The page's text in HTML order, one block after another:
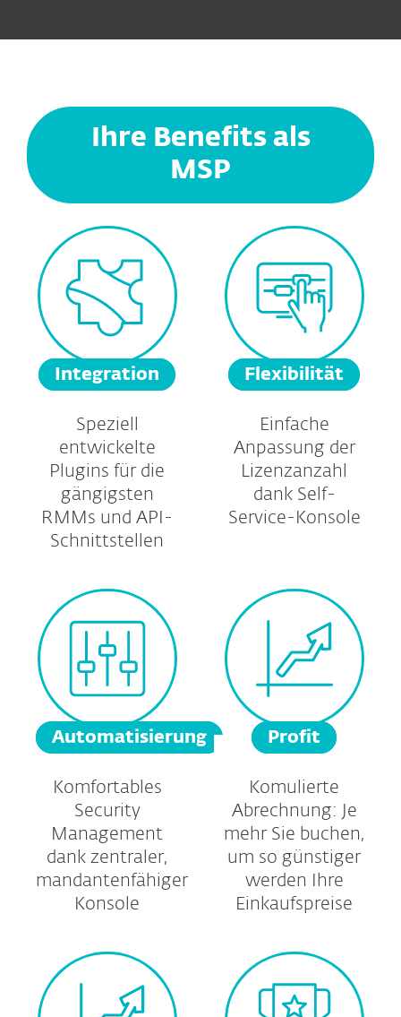
Ihre Benefits als
MSP
Integration
Speziell
entwickelte
Plugins für die
gängigsten
RMMs und API-
Schnittstellen
Flexibilität
Einfache
Anpassung der
Lizenzanzahl
dank Self-
Service-Konsole
Automatisierung
Komfortables
Security
Management
dank zentraler,
mandantenfähiger
Konsole
Profit
Komulierte
Abrechnung: Je
mehr Sie buchen,
um so günstiger
werden Ihre
Einkaufspreise